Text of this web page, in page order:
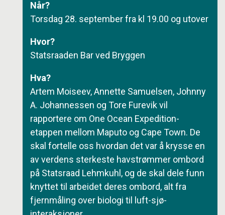
Når?
Torsdag 28. september fra kl 19.00 og utover
Hvor?
Statsraaden Barved Bryggen
Hva?
Artem Moiseev, Annette Samuelsen, Johnny
A. Johannessen og Tore Furevik vil
rapportere om One Ocean Expedition-
etappen mellom Maputo og Cape Town. De
skal fortelle oss hvordan det var å krysse en
av verdens sterkeste havstrømmer ombord
på Statsraad Lehmkuhl, og de skal dele funn
knyttet til arbeidet deres ombord, alt fra
fjernmåling over biologi til luft-sjø-